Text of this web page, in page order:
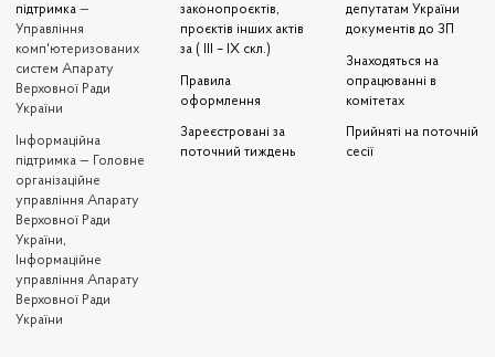
підтримка —
Управління
комп'ютеризованих
систем Апарату
Верховної Ради
України
Iнформаційна
підтримка — Головне
організаційне
управління Апарату
Верховної Ради
України,
Інформаційне
управління Апарату
Верховної Ради
України
законопроєктів,
проєктів інших актів
за ( III – IX скл.)
Правила
оформлення
Зареєстровані за
поточний тиждень
депутатам України
документів до ЗП
Знаходяться на
опрацюванні в
комітетах
Прийняті на поточній
сесії